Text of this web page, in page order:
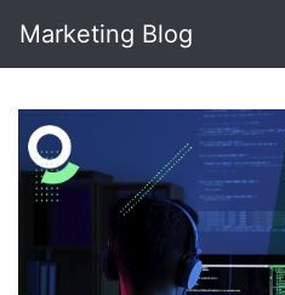
Marketing Blog